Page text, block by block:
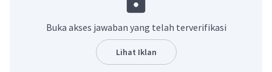
= 8,2 / 152
= 0,054 mol
O = 6,8 / 18
= 0,378 mol
: mol H O = 0,054 : 0,378
Buka akses jawaban yang telah terverifikasi
Lihat Iklan